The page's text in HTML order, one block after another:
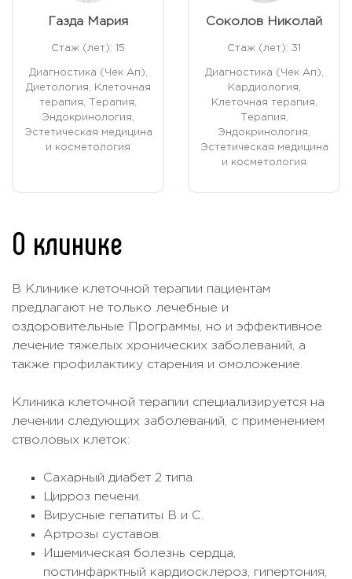
Газда Мария
Стаж (лет): 15
Диагностика (Чек Ап),
Диетология, Клеточная
терапия, Терапия,
Эндокринология,
Эстетическая медицина
и косметология
Соколов Николай
Стаж (лет): 31
Диагностика (Чек Ап),
Кардиология,
Клеточная терапия,
Терапия,
Эндокринология,
Эстетическая медицина
и косметология
О клинике
В Клинике клеточной терапии пациентам
предлагают не только лечебные и
оздоровительные Программы, но и эффективное
лечение тяжелых хронических заболеваний, а
также профилактику старения и омоложение.
Клиника клеточной терапии специализируется на
лечении следующих заболеваний, с применением
стволовых клеток:
Сахарный диабет 2 типа.
Цирроз печени.
Вирусные гепатиты В и С.
Артрозы суставов.
Ишемическая болезнь сердца,
постинфарктный кардиосклероз, гипертония,